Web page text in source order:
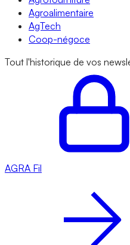
Agroalimentaire
AgTech
Coop-négoce
Tout l'historique de vos
AGRA Fil